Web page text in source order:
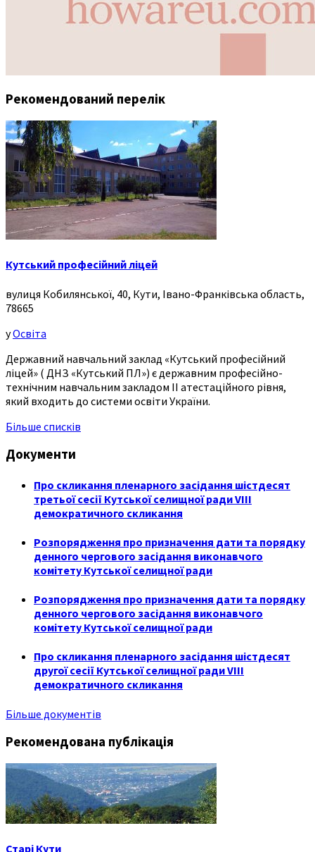
Рекомендований перелік
Кутський професійний ліцей
вулиця Кобилянської, 40, Кути, Івано-Франківська область,
78665
уОсвіта
Державний навчальний заклад «Кутський професійний
ліцей» ( ДНЗ «Кутський ПЛ») є державним професійно-
технічним навчальним закладом ІІ атестаційного рівня,
який входить до системи освіти України.
Більше списків
Документи
Про скликання пленарного засідання шістдесят
третьої сесії Кутської селищної ради VIII
демократичного скликання
Розпорядження про призначення дати та порядку
денного чергового засідання виконавчого
комітету Кутської селищної ради
Розпорядження про призначення дати та порядку
денного чергового засідання виконавчого
комітету Кутської селищної ради
Про скликання пленарного засідання шістдесят
другої сесії Кутської селищної ради VIII
демократичного скликання
Більше документів
Рекомендована публікація
Старі Кути